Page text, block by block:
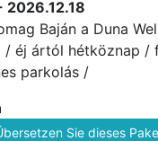
Baján a Duna
/ éj ártól hétköznap /
parkolás /
Sie dieses